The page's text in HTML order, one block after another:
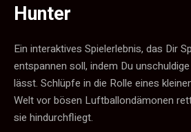
Hunter
Ein interaktives Spielerlebnis, das Dir
entspannen soll, indem Du
lässt. Schlüpfe in die Rolle eines
Welt vor bösen Luftballondämonen
sie hindurchfliegt.